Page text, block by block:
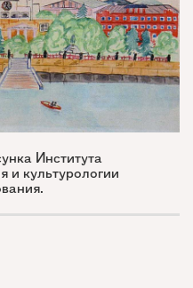
Института
и культурологии